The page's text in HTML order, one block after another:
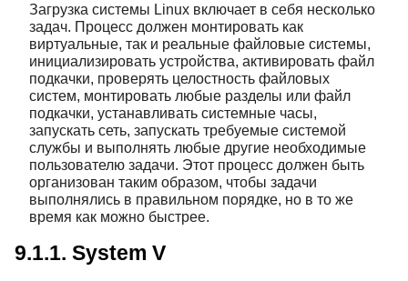
Загрузка системы Linux включает в себя несколько
задач. Процесс должен монтировать как
виртуальные, так и реальные файловые системы,
инициализировать устройства, активировать файл
подкачки, проверять целостность файловых
систем, монтировать любые разделы или файл
подкачки, устанавливать системные часы,
запускать сеть, запускать требуемые системой
службы и выполнять любые другие необходимые
пользователю задачи. Этот процесс должен быть
организован таким образом, чтобы задачи
выполнялись в правильном порядке, но в то же
время как можно быстрее.
9.1.1. System V